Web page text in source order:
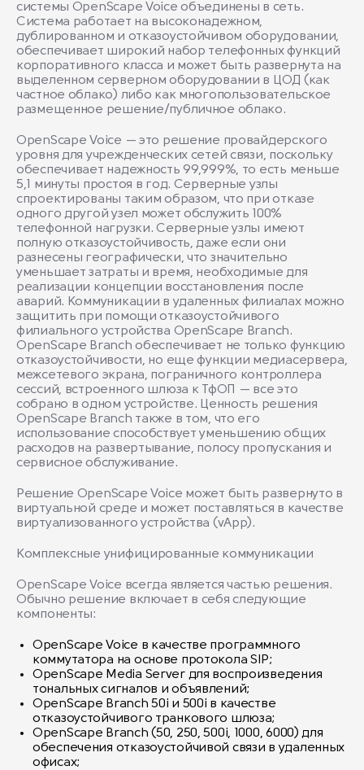
системы OpenScape Voice объединены в сеть.
Система работает на высоконадежном,
дублированном и отказоустойчивом оборудовании,
обеспечивает широкий набор телефонных функций
корпоративного класса и может быть развернута на
выделенном серверном оборудовании в ЦОД (как
частное облако) либо как многопользовательское
размещенное решение/публичное облако.
OpenScape Voice — это решение провайдерского
уровня для учрежденческих сетей связи, поскольку
обеспечивает надежность 99,999%, то есть меньше
5,1 минуты простоя в год. Серверные узлы
спроектированы таким образом, что при отказе
одного другой узел может обслужить 100%
телефонной нагрузки. Серверные узлы имеют
полную отказоустойчивость, даже если они
разнесены географически, что значительно
уменьшает затраты и время, необходимые для
реализации концепции восстановления после
аварий. Коммуникации в удаленных филиалах можно
защитить при помощи отказоустойчивого
филиального устройства OpenScape Branch.
OpenScape Branch обеспечивает не только функцию
отказоустойчивости, но еще функции медиасервера,
межсетевого экрана, пограничного контроллера
сессий, встроенного шлюза к ТфОП — все это
собрано в одном устройстве. Ценность решения
OpenScape Branch также в том, что его
использование способствует уменьшению общих
расходов на развертывание, полосу пропускания и
сервисное обслуживание.
Решение OpenScape Voice может быть развернуто в
виртуальной среде и может поставляться в качестве
виртуализованного устройства (vApp).
Комплексные унифицированные коммуникации
OpenScape Voice всегда является частью решения.
Обычно решение включает в себя следующие
компоненты:
OpenScape Voice в качестве программного
коммутатора на основе протокола SIP;
OpenScape Media Server для воспроизведения
тональных сигналов и объявлений;
OpenScape Branch 50i и 500i в качестве
отказоустойчивого транкового шлюза;
OpenScape Branch (50, 250, 500i, 1000, 6000) для
обеспечения отказоустойчивой связи в удаленных
офисах;